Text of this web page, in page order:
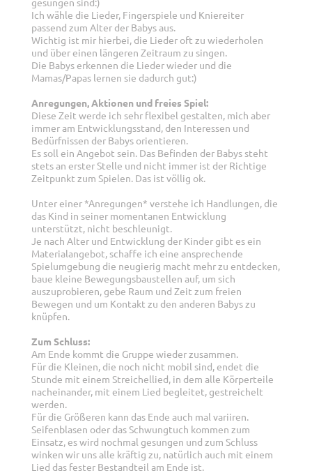
Ich wähle die Lieder, Fingerspiele und Kniereiter
passend zum Alter der Babys aus.
Wichtig ist mir hierbei, die Lieder oft zu wiederholen
und über einen längeren Zeitraum zu singen.
Die Babys erkennen die Lieder wieder und die
Mamas/Papas lernen sie dadurch gut:)
Anregungen, Aktionen und freies Spiel:
Diese Zeit werde ich sehr flexibel gestalten, mich aber
immer am Entwicklungsstand, den Interessen und
Bedürfnissen der Babys orientieren.
Es soll ein Angebot sein. Das Befinden der Babys steht
stets an erster Stelle und nicht immer ist der Richtige
Zeitpunkt zum Spielen. Das ist völlig ok.
Unter einer *Anregungen* verstehe ich Handlungen, die
das Kind in seiner momentanen Entwicklung
unterstützt, nicht beschleunigt.
Je nach Alter und Entwicklung der Kinder gibt es ein
Materialangebot, schaffe ich eine ansprechende
Spielumgebung die neugierig macht mehr zu entdecken,
baue kleine Bewegungsbaustellen auf, um sich
auszuprobieren, gebe Raum und Zeit zum freien
Bewegen und um Kontakt zu den anderen Babys zu
knüpfen.
Zum Schluss:
Am Ende kommt die Gruppe wieder zusammen.
Für die Kleinen, die noch nicht mobil sind, endet die
Stunde mit einem Streichellied, in dem alle Körperteile
nacheinander, mit einem Lied begleitet, gestreichelt
werden.
Für die Größeren kann das Ende auch mal variiren.
Seifenblasen oder das Schwungtuch kommen zum
Einsatz, es wird nochmal gesungen und zum Schluss
winken wir uns alle kräftig zu, natürlich auch mit einem
Lied das fester Bestandteil am Ende ist.